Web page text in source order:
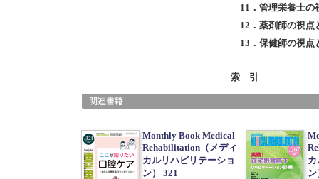
11．管理栄養士の
12．薬剤師の視点
13．保健師の視点
索 引
Monthly Book Medical
Rehabilitation（メディ
カルリハビリテーショ
ン） 321
ン